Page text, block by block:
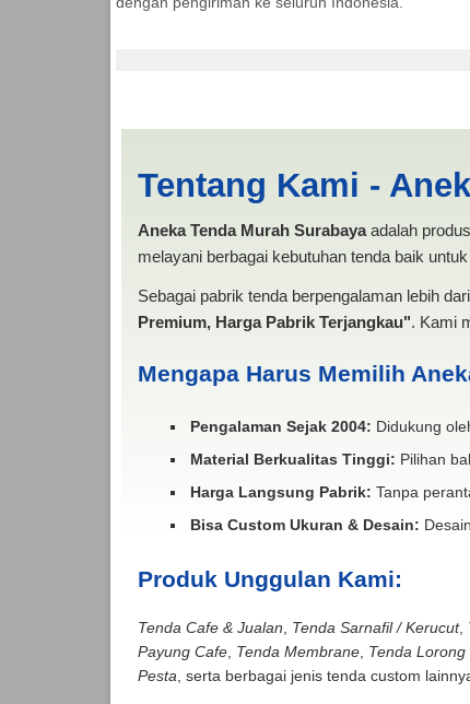
Tentang Kami -
Aneka Tenda Murah Surabayaadalah
melayani berbagai kebutuhan tenda baik
Sebagai pabrik tenda berpengalaman lebih
Premium, Harga Pabrik Terjangkau". Kami
Mengapa Harus Memilih
Pengalaman Sejak 2004: Didukung
Material Berkualitas Tinggi: Pilihan
Harga Langsung Pabrik: Tanpa
Bisa Custom Ukuran & Desain:
Produk Unggulan Kami:
Tenda Cafe & Jualan Tenda Sarnafil / Kerucut,
Payung Cafe, Tenda Membrane, Tenda Lorong
Pesta , serta berbagai jenis tenda custom